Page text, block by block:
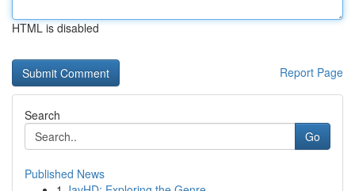
HTML is disabled
Report Page
Search
Go
Published News